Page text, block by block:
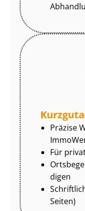
Präzise
Für
di­gen
Seiten)